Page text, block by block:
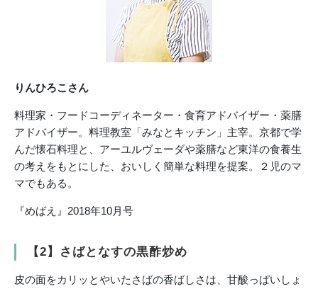
りんひろこさん
料理家・フードコーディネーター・食育アドバイザー・薬膳
アドバイザー。料理教室「みなとキッチン」主宰。京都で学
んだ懐石料理と、アーユルヴェーダや薬膳など東洋の食養生
の考えをもとにした、おいしく簡単な料理を提案。２児のマ
マでもある。
『めばえ』2018年10月号
【2】さばとなすの黒酢炒め
皮の面をカリッとやいたさばの香ばしさは、甘酸っぱいしょ